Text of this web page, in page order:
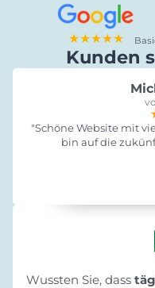
★★★★★
Kunden
"Schöne Website mit
bin auf die
Wussten Sie, dass